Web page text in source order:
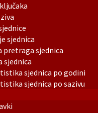
sjednica
pretraga sjednica
sjednica
sjednica po godini
sjednica po sazivu